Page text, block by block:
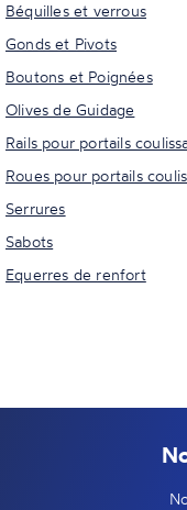
Béquilles et verrous
Gonds et Pivots
Boutons et Poignées
Olives de Guidage
Rails pour portails
Roues pour portails
Serrures
Sabots
Equerres de renfort